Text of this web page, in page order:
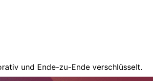
und Ende-zu-Ende verschlüsselt.